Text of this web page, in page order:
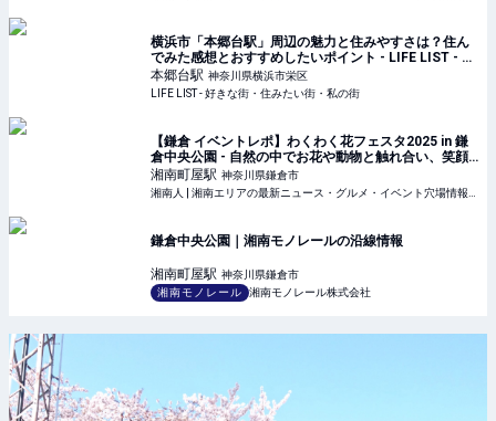
横浜市「本郷台駅」周辺の魅力と住みやすさは？住ん
でみた感想とおすすめしたいポイント - LIFE LIST - 好
きな街・住みたい街・私の街
本郷台駅 神奈川県横浜市栄区
LIFE LIST - 好きな街・住みたい街・私の街
【鎌倉 イベントレポ】わくわく花フェスタ2025 in 鎌
倉中央公園 - 自然の中でお花や動物と触れ合い、笑顔
溢れるイベント！ | 湘南人
湘南町屋駅 神奈川県鎌倉市
鎌倉中央公園｜湘南モノレールの沿線情報
湘南町屋駅 神奈川県鎌倉市
湘南モノレール
湘南モノレール株式会社